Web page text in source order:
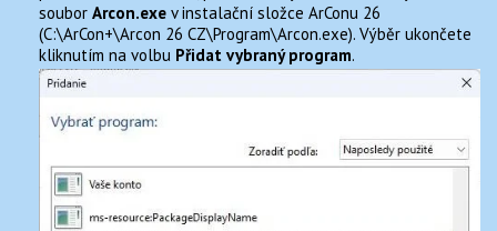
soubor Arcon.exev instalační složce ArConu 26
(C:\ArCon+\Arcon 26 CZ\Program\Arcon.exe). Výběr ukončete
kliknutím na volbu Přidat vybraný program.